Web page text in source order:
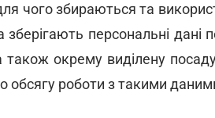
чого збираються та
персональні дані
також окрему виділену
обсягу роботи з такими